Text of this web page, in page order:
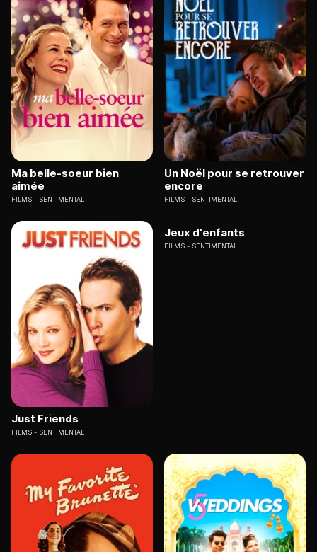
Ma belle-soeur bien
aimée
FILMS SENTIMENTAL
Un Noël pour se retrouver
encore
FILMS SENTIMENTAL
Just Friends
FILMS SENTIMENTAL
Jeux d'enfants
FILMS SENTIMENTAL